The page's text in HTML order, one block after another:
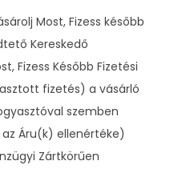
Most, Fizess később
Kereskedő
Fizess Később Fizetési
fizetés) a vásárló
szemben
Áru(k) ellenértéke)
Zártkörűen